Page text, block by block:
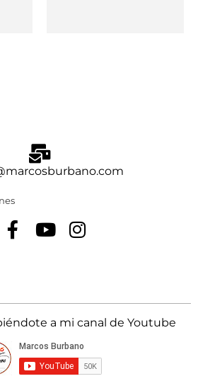
a mi canal de Youtube